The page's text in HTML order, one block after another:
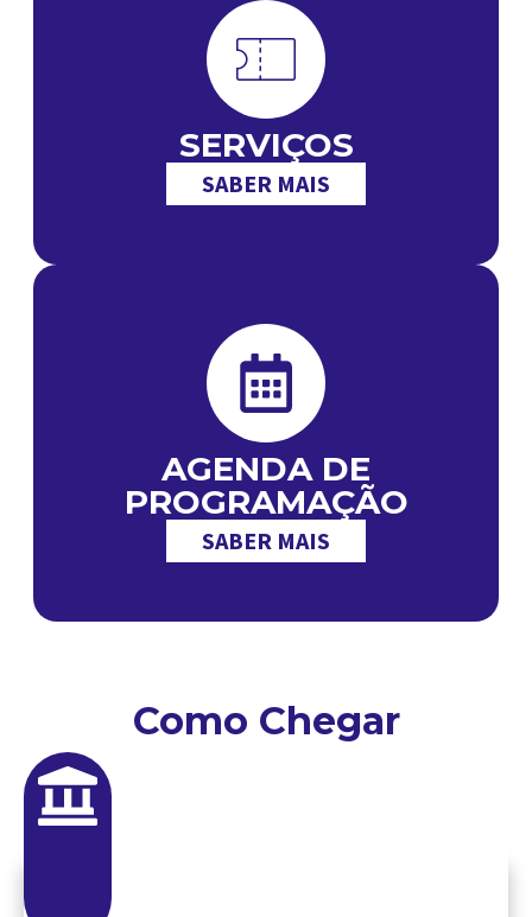
SERVIÇOS
SABER MAIS
AGENDA DE
PROGRAMAÇÃO
SABER MAIS
Como Chegar